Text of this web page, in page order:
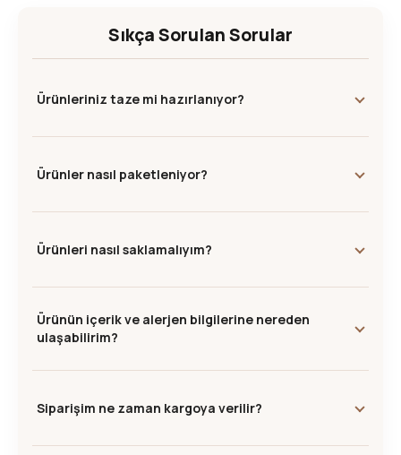
Sıkça Sorulan Sorular
Ürünleriniz taze mi hazırlanıyor?
Ürünler nasıl paketleniyor?
Ürünleri nasıl saklamalıyım?
Ürünün içerik ve alerjen bilgilerine nereden
ulaşabilirim?
Siparişim ne zaman kargoya verilir?